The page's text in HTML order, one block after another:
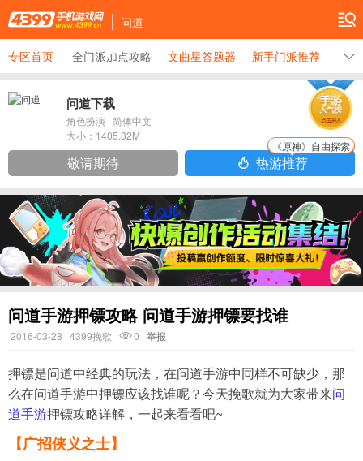
4399手机游戏网
问道
专区首页 全门派加点攻略 文曲星答题器 新手门派推荐 海
问道下载
角色扮演 | 简体中文
大小： 1405.32M
敬请期待 热游推荐
《原神》自由探索
问道手游押镖攻略 问道手游押镖要找谁
2016-03-28 4399挽歌 0 举报
押镖是问道中经典的玩法，在问道手游中同样不可缺少，那
么在问道手游中押镖应该找谁呢？今天挽歌就为大家带来问
道手游押镖攻略详解，一起来看看吧~
【广招侠义之士】